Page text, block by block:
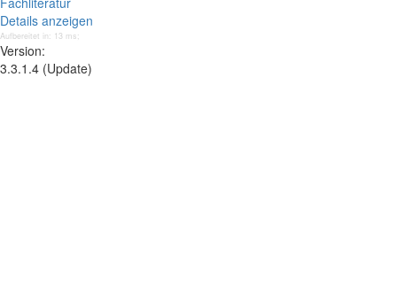
Details anzeigen
Aufbereitet in: 13 ms;
Version:
3.3.1.4 (Update)